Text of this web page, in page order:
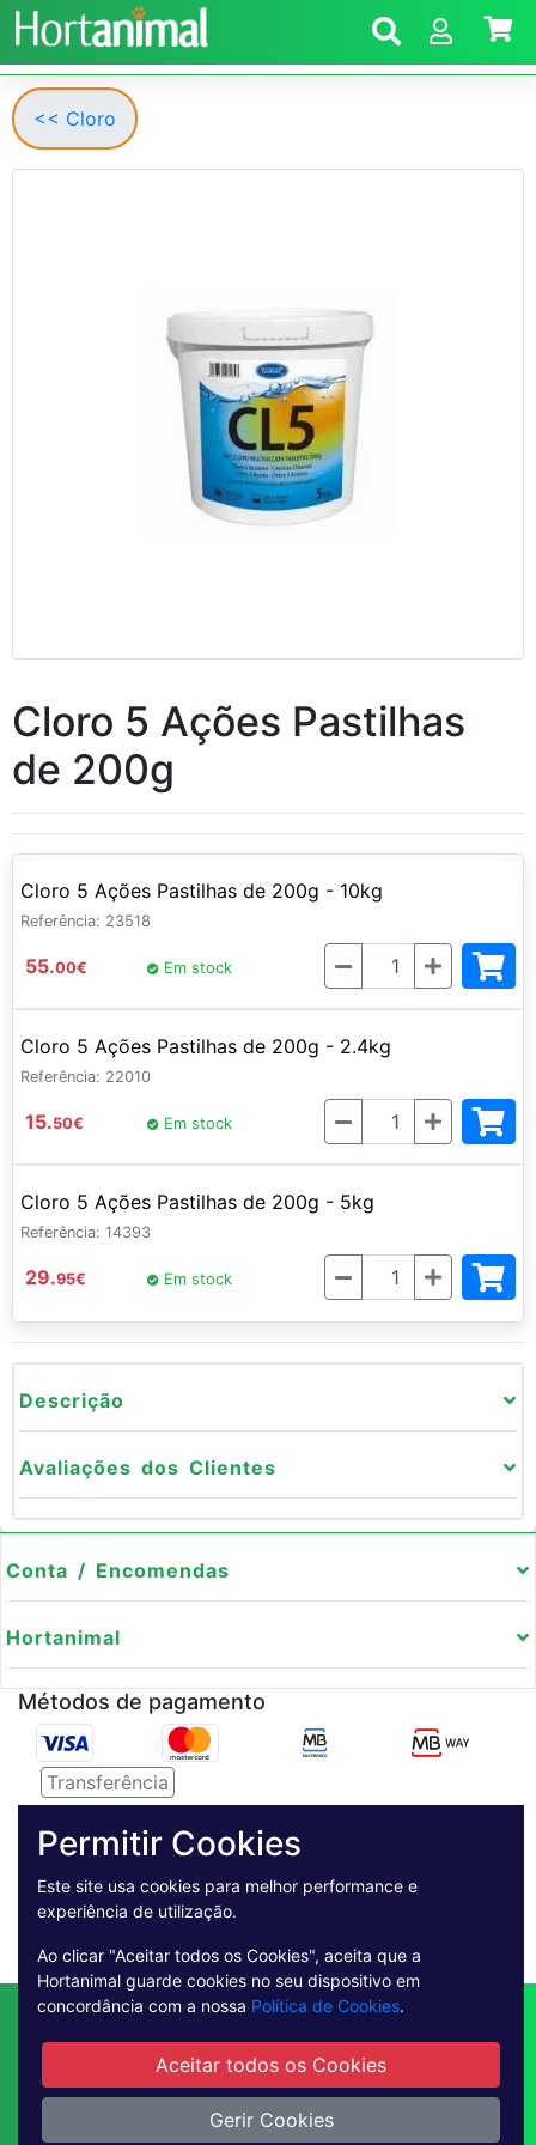
<< Cloro
Cloro 5 Ações Pastilhas
de 200g
Cloro 5 Ações Pastilhas de 200g - 10kg
Referência: 23518
55.00€ Em stock Quantidade
Cloro 5 Ações Pastilhas de 200g - 2.4kg
Referência: 22010
15.50€ Em stock Quantidade
Cloro 5 Ações Pastilhas de 200g - 5kg
Referência: 14393
29.95€ Em stock Quantidade
Descrição
Avaliações dos Clientes
Conta / Encomendas
Hortanimal
Métodos de pagamento
Transferência
Pagamento Seguro
Contactos Envio
Condições de Venda
Condições Gerais de Utilização
Livro de reclamações online
Permitir Cookies
Este site usa cookies para melhor performance e
experiência de utilização.
Ao clicar "Aceitar todos os Cookies", aceita que a
Hortanimal guarde cookies no seu dispositivo em
concordância com a nossa Política de Cookies.
Aceitar todos os Cookies
Gerir Cookies